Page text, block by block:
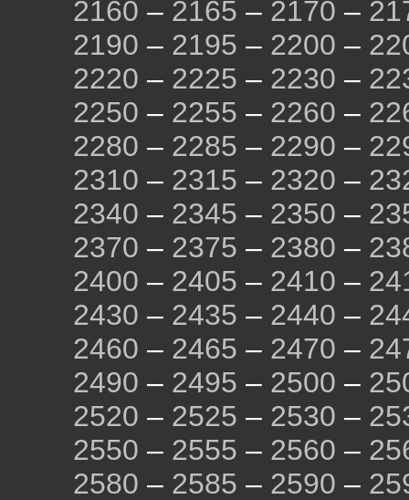
2160 – 2165 – 2170 –
2190 – 2195 – 2200 –
2220 – 2225 – 2230 –
2250 – 2255 – 2260 –
2280 – 2285 – 2290 –
2310 – 2315 – 2320 –
2340 – 2345 – 2350 –
2370 – 2375 – 2380 –
2400 – 2405 – 2410 –
2430 – 2435 – 2440 –
2460 – 2465 – 2470 –
2490 – 2495 – 2500 –
2520 – 2525 – 2530 –
2550 – 2555 – 2560 –
2580 – 2585 – 2590 –